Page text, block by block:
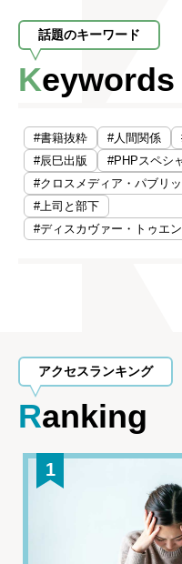
話題のキーワード
Keywords
#書籍抜粋 #人間関係
#辰巳出版
#PHPスペシ
#クロスメディア・パブリ
#上司と部下
#ディスカヴァー・トゥエ
アクセスランキング
Ranking
1